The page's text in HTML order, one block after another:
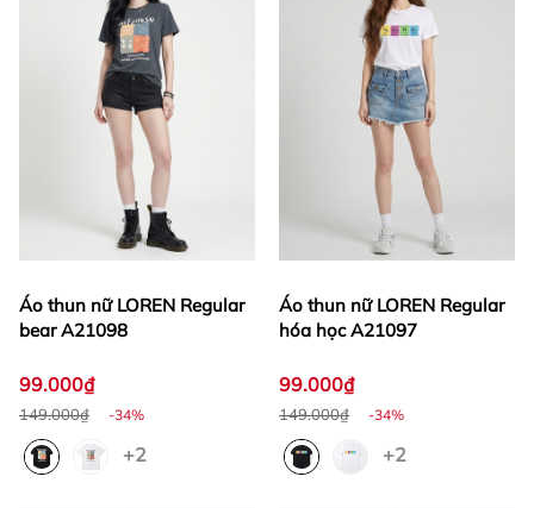
Áo thun nữ LOREN Regular
bear A21098
99.000₫
149.000₫ -34%
+2
Áo thun nữ LOREN Regular
hóa học A21097
99.000₫
149.000₫ -34%
+2